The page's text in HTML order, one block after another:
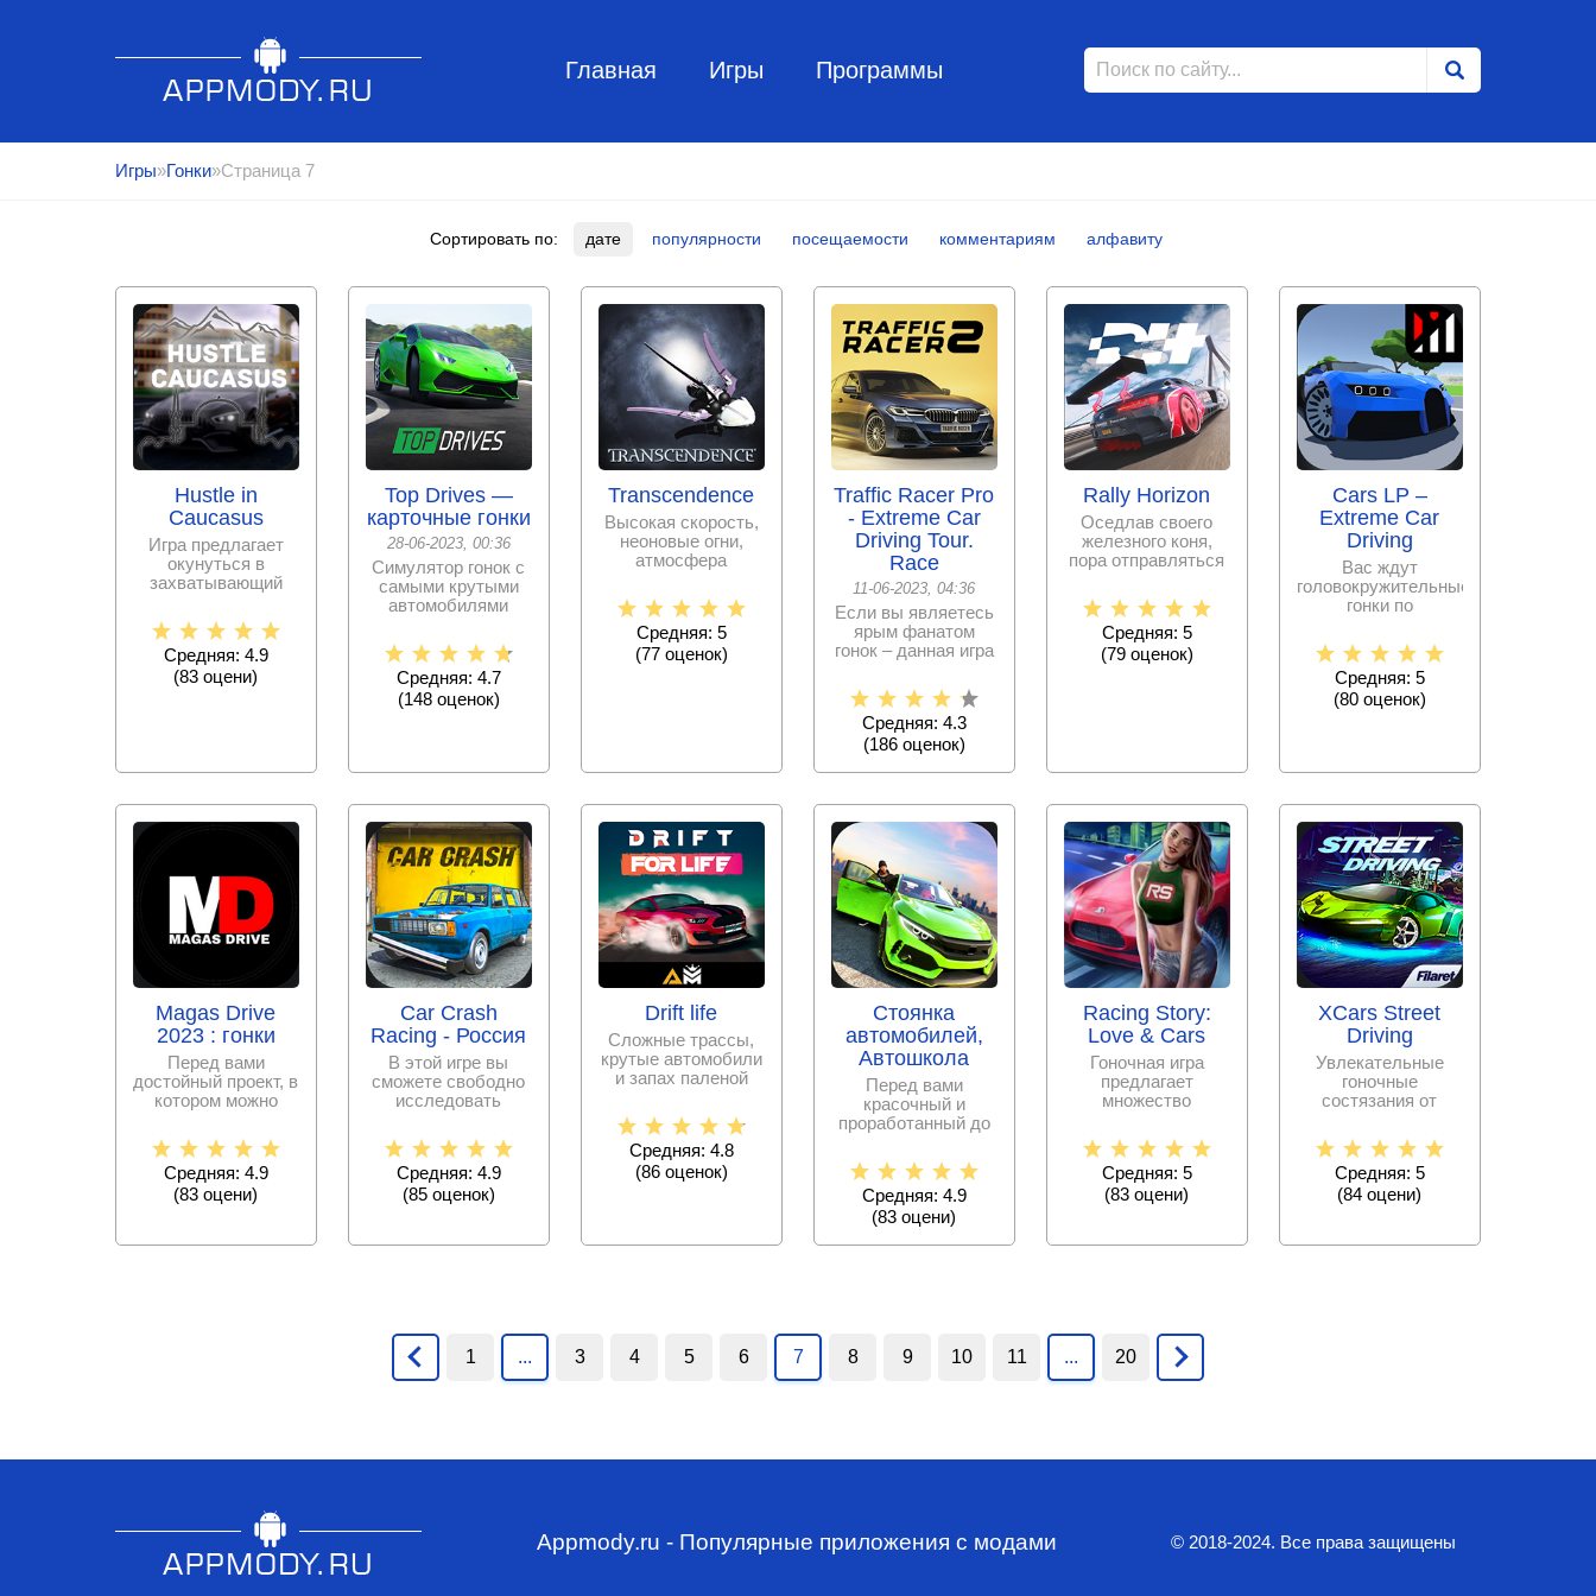
Главная Игры Программы
Игры»Гонки»Страница 7
Сортировать по: дате популярности посещаемости комментариям алфавиту
Hustle in
Caucasus
Игра предлагает
окунуться в
захватывающий
состязаний, где вы
сможете
Средняя: 4.9
(83 оцени)
Top Drives —
карточные гонки
28-06-2023, 00:36
Симулятор гонок с
самыми крутыми
автомобилями
собери свою
коллекцию
Средняя: 4.7
(148оценок)
Transcendence
Высокая скорость,
неоновые огни,
атмосфера
все это здесь,
осталось
Средняя: 5
(77оценок)
Traffic Racer Pro
- Extreme Car
Driving Tour.
Race
11-06-2023, 04:36
Если вы являетесь
ярым фанатом
гонок – данная игра
настоящей
Средняя: 4.3
(186оценок)
Rally Horizon
Оседлав своего
железного коня,
пора отправляться
опередив
Средняя: 5
(79оценок)
Cars LP –
Extreme Car
Driving
Вас ждут
головокружительные
гонки по
трассам, причем
игрок сможет
Средняя: 5
(80оценок)
Magas Drive
2023 : гонки
Перед вами
достойный проект, в
котором можно
интересующее авто
и
Средняя: 4.9
(83 оцени)
Car Crash
Racing - Россия
В этой игре вы
сможете свободно
исследовать
или выполнять
задания, а
Средняя: 4.9
(85оценок)
Drift life
Сложные трассы,
крутые автомобили
и запах паленой
также многое
Средняя: 4.8
(86оценок)
Стоянка
автомобилей,
Автошкола
Перед вами
красочный и
проработанный до
вождения, в
котором можно
Средняя: 4.9
(83 оцени)
Racing Story:
Love & Cars
Гоночная игра
предлагает
множество
возможностей и
позволяет игроку
создать
Средняя: 5
(83 оцени)
XCars Street
Driving
Увлекательные
гоночные
состязания от
шикарными
спорткарами,
Средняя: 5
(84 оцени)
1 ... 3 4 5 6 7 8 9 10 11 ... 20
Appmody.ru - Популярные приложения с модами © 2018-2024. Все права защищены